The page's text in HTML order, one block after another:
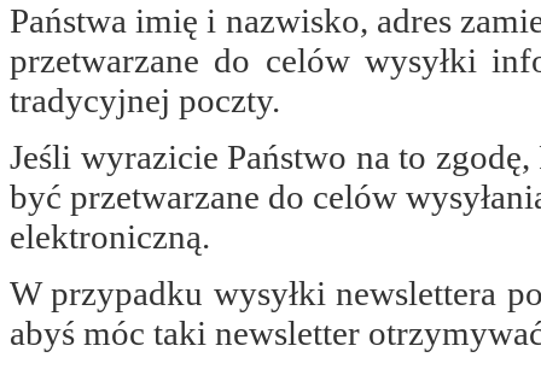
Państwa imię i nazwisko, adres
przetwarzane do celów wysyłki
tradycyjnej poczty.
Jeśli wyrazicie Państwo na to
być przetwarzane do celów
elektroniczną.
W przypadku wysyłki newslettera
abyś móc taki newsletter